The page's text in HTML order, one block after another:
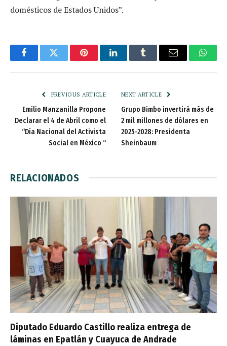
domésticos de Estados Unidos”.
FacebookTwitter PinterestLinkedInTumblr Email
PREVIOUS ARTICLE
Emilio Manzanilla Propone
Declarar el 4 de Abril como el
“Día Nacional del Activista
Social en México “
NEXT ARTICLE
Grupo Bimbo invertirá más de
2 mil millones de dólares en
2025-2028: Presidenta
Sheinbaum
RELACIONADOS
Diputado Eduardo Castillo realiza entrega de
láminas en Epatlán y Cuayuca de Andrade